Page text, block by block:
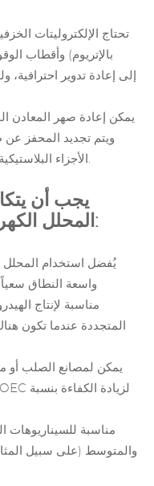
تحتاج الإلكتروليتات
بالإتريوم) وأقطاب
يمكن إعادة صهر المعادن
ويتم تجديد المحفز
الأجزاء البلاستيكية لتوليد الكهرباء لاستخدامها في الطاقة.
يجب أن
المحلل الكهربائي مع متطلبات المشهد:
يُفضل استخدام المحلل
واسعة النطاق سعياً
المتجددة عندما تكون
يمكن لمصانع الصلب أو
والمتوسط (على سبيل